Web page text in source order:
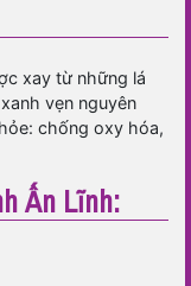
xay từ những lá
vẹn nguyên
chống oxy hóa,
Ấn Lĩnh: